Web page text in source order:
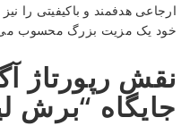
ارجاعی هدفمند و باکیفیتی را
خود یک مزیت بزرگ محسوب
نقش رپورتاژ
جایگاه “برش